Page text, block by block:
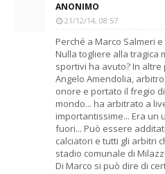
ANONIMO
21/12/14, 08:57
Perché a Marco Salmeri
Nulla togliere alla tragica
sportivi ha avuto? In altre
Angelo Amendolia,
onore e portato il fregio
mondo... ha arbitrato a
importantissime... Era un
fuori... Può essere
calciatori e tutti gli arbitri
stadio comunale di
Di Marco si può dire di